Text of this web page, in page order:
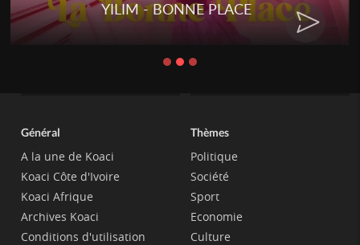
YILIM - BONNE PLACE
Général
A la une de Koaci
Koaci Côte d'Ivoire
Koaci Afrique
Archives Koaci
Conditions d'utilisation
Thèmes
Politique
Société
Sport
Economie
Culture